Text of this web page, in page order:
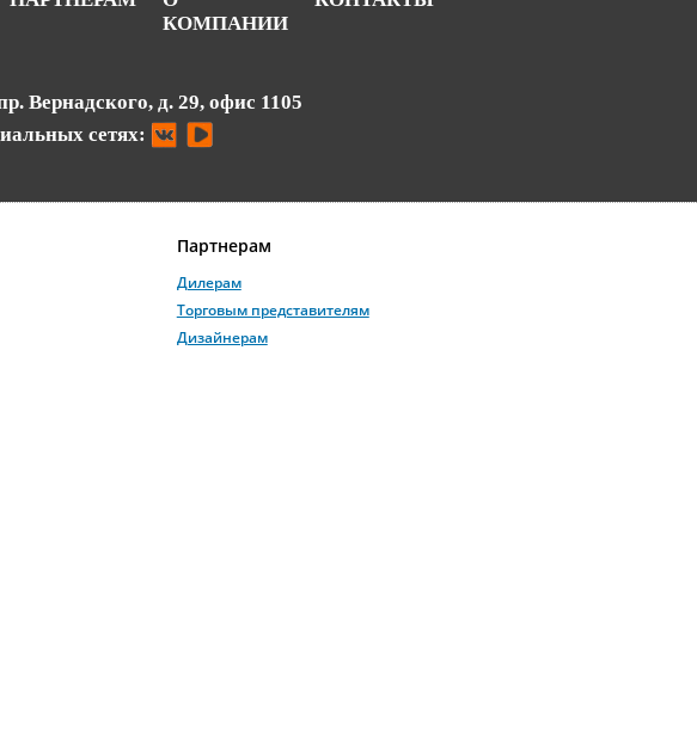
КОМПАНИИ
Вернадского, д. 29, офис 1105
сетях:
Партнерам
Дилерам
Торговым представителям
Дизайнерам